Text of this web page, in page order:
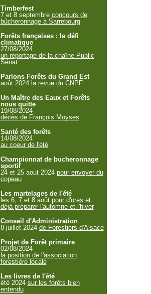
Timberfest
7 et 8 septembre concours de
bûcheronnage à Sarrebourg
Forêts françaises : le défi
climatique
27/08/2024
un reportage de la chaîne Public
Sénat
Parlons Forêts du Grand Est
août 2024 la revue du CNPF
Un Maître des Eaux et Forêts
nous quitte
19/08/2024
décès de François Moyses
Santé des forêts
14/08/2024
au coeur de l'été
Championnat de bucheronnage
sportif
24 et 25 aout 2024 pour envoyer du
copeau
Les martelages de l'été
les 6, 7 et 8 août pour d'ores et
déjà préparer l'automne et l'hiver
Conseil d'Administration
8 juillet 2024 de Forestiers d'Alsace
Projet de Forêt primaire
02/08/2024
la position de l'association
forestière locale
Les livres de l'été
été 2024 sur les forêts bien
entendu